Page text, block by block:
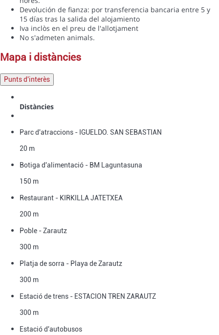
Devolución de fianza: por transferencia bancaria entre 5 y
15 días tras la salida del alojamiento
Iva inclòs en el preu de l'allotjament
No s'admeten animals.
mapa i distàncies
Punts d'interès
Distàncies
Parc d'atraccions - IGUELDO. SAN SEBASTIAN
20 m
Botiga d'alimentació - BM Laguntasuna
150 m
Restaurant - KIRKILLA JATETXEA
200 m
Poble - Zarautz
300 m
Platja de sorra - Playa de Zarautz
300 m
Estació de trens - ESTACION TREN ZARAUTZ
300 m
Estació d'autobusos